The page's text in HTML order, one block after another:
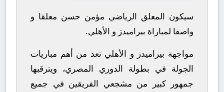
سيكون المعلق الرياضي مؤمن حسن معلقا و
واصفا لمباراة بيراميدز و الأهلي.
مواجهة بيراميدز و الأهلي تعد من أهم مباريات
الجولة في بطولة الدوري المصري، ويترقبها
جمهور كبير من مشجعي الفريقين في جميع